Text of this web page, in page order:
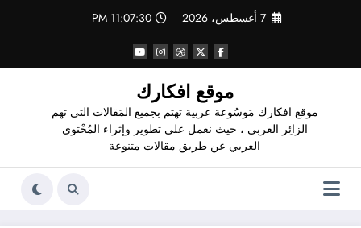
7 أغسطس، 2026 11:07:31 PM
موقع افكارك
موقع افكارك مَوسُوعة عربية تهتم بجميع المَقالات التي تهم
الزائِر العربي ، حيث نعمل على تطوير وإثراء المُحْتوى
العربي عن طريق مقالات متنوعة